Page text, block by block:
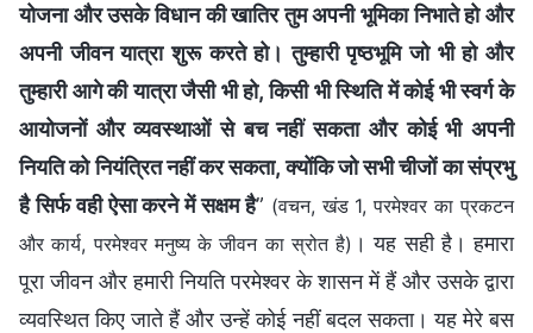
योजना और उसके विधान की खातिर तुम अपनी भूमिका निभाते हो और
अपनी जीवन यात्रा शुरू करते हो। तुम्हारी पृष्ठभूमि जो भी हो और
तुम्हारी आगे की यात्रा जैसी भी हो, किसी भी स्थिति में कोई भी स्वर्ग के
आयोजनों और व्यवस्थाओं से बच नहीं सकता और कोई भी अपनी
नियति को नियंत्रित नहीं कर सकता, क्योंकि जो सभी चीजों का संप्रभु
है सिर्फ वही ऐसा करने में सक्षम है” (वचन, खंड 1, परमेश्वर का प्रकटन
और कार्य, परमेश्वर मनुष्य के जीवन का स्रोत है) । यह सही है। हमारा
पूरा जीवन और हमारी नियति परमेश्वर के शासन में हैं और उसके द्वारा
व्यवस्थित किए जाते हैं और उन्हें कोई नहीं बदल सकता। यह मेरे बस